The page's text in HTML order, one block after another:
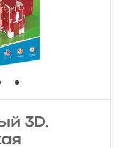
3D.